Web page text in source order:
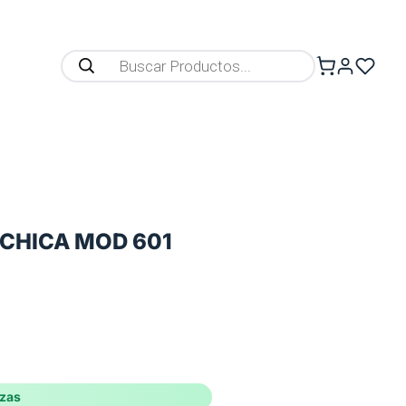
MOD 601